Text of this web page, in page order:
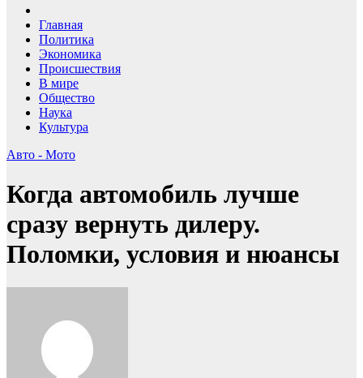
Главная
Политика
Экономика
Происшествия
В мире
Общество
Наука
Культура
Авто - Мото
Когда автомобиль лучше
сразу вернуть дилеру.
Поломки, условия и нюансы